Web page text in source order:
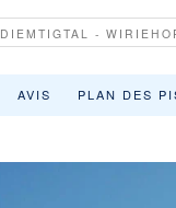
DIEMTIGTAL -
AVIS PLAN DES